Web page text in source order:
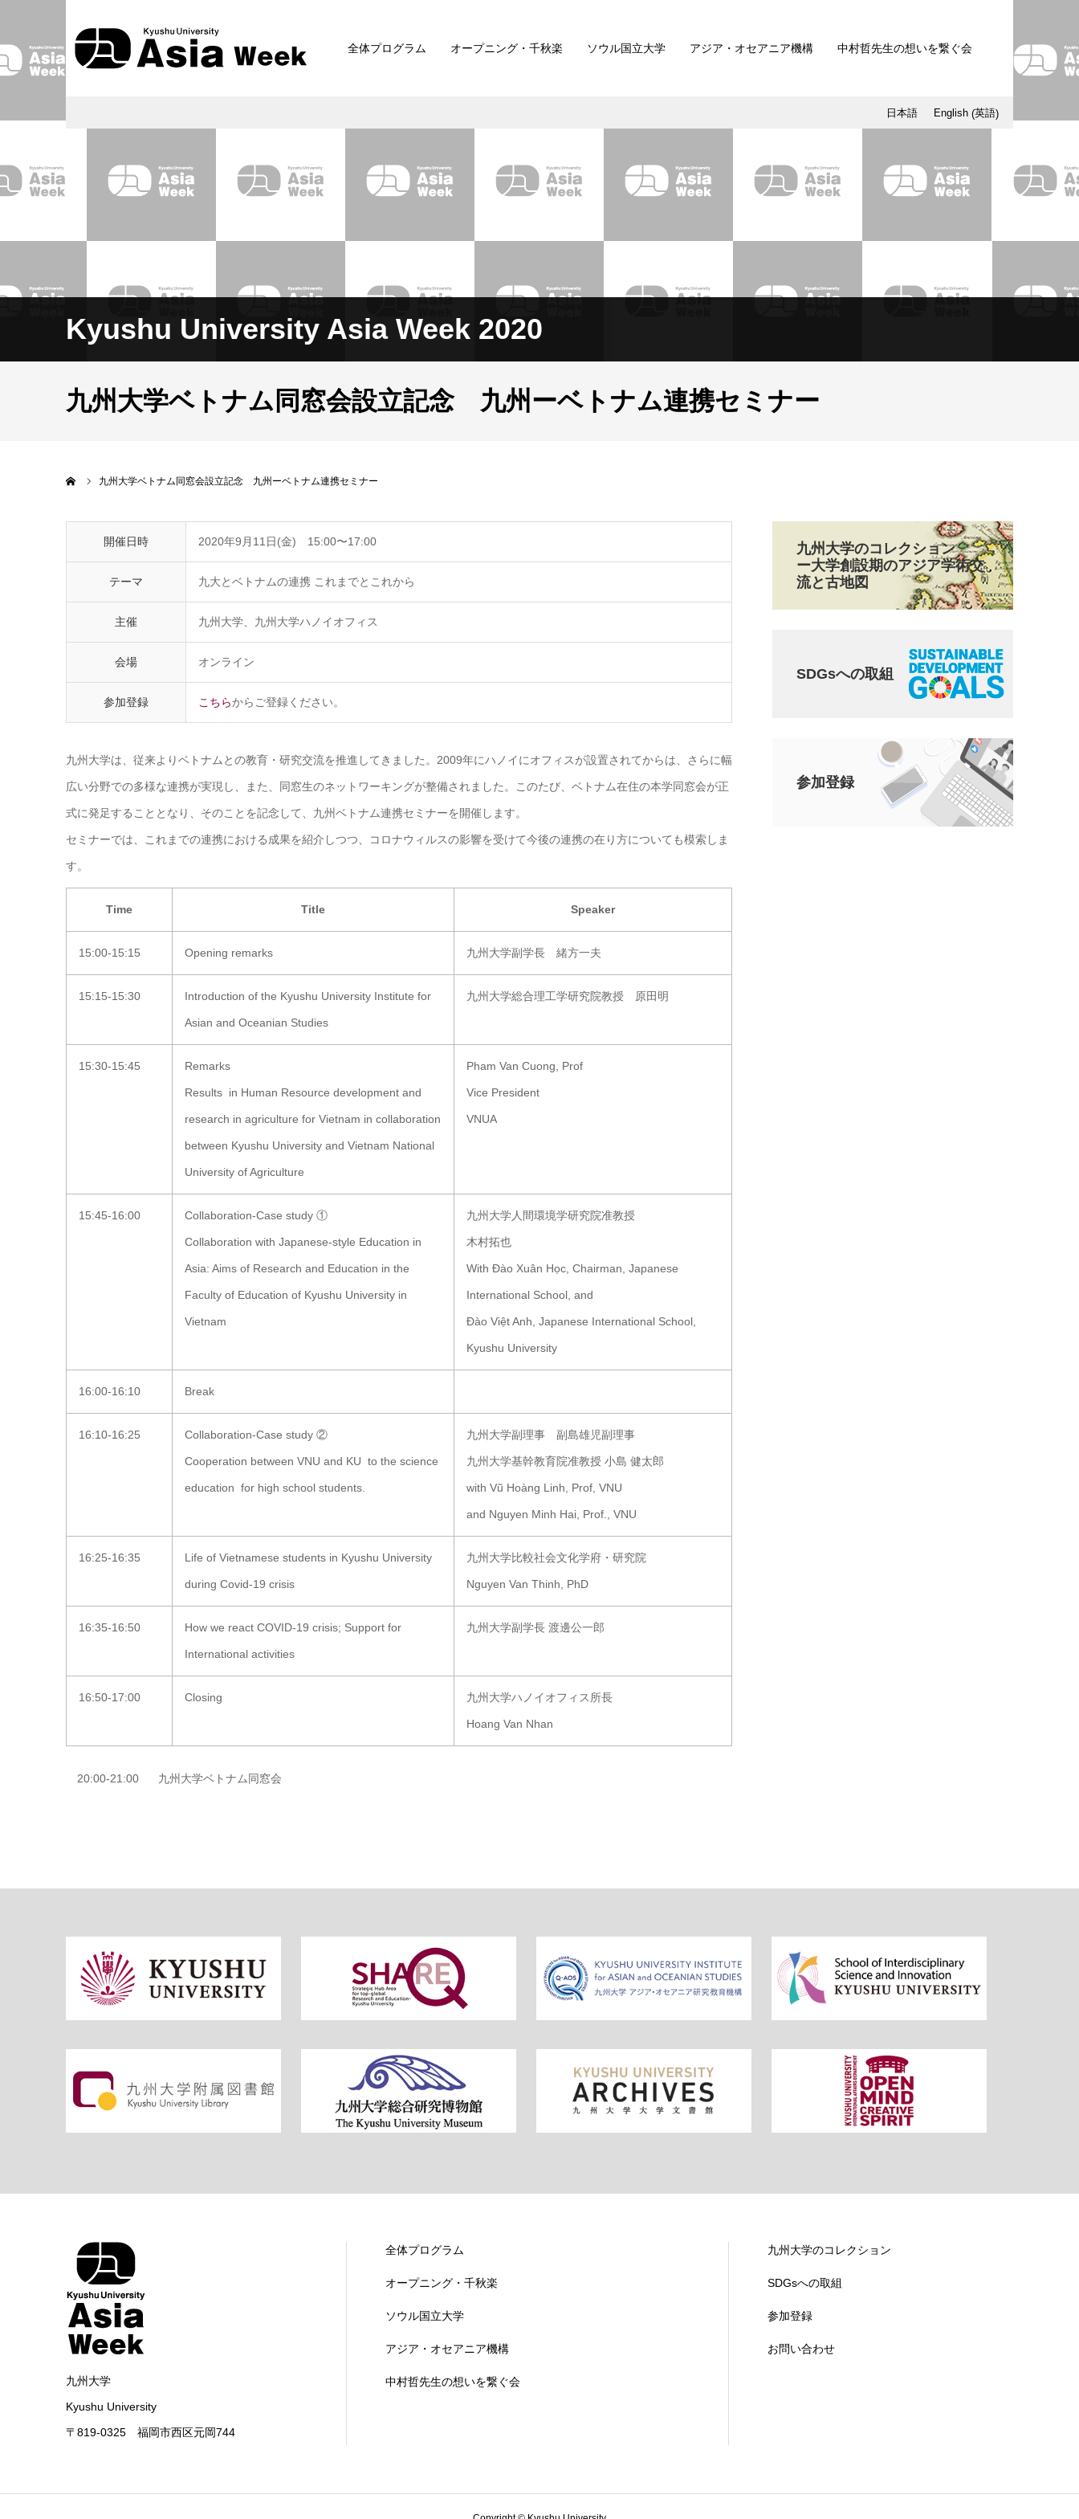
全体プログラム オープニング・千秋楽 ソウル国立大学 アジア・オセアニア機構 中村哲先生の想いを繋ぐ会
日本語 English (英語)
Kyushu University Asia Week 2020
九州大学ベトナム同窓会設立記念 九州ーベトナム連携セミナー
九州大学ベトナム同窓会設立記念 九州ーベトナム連携セミナー
開催日時 2020年9月11日(金) 15:00〜17:00
テーマ 九大とベトナムの連携 これまでとこれから
主催 九州大学、九州大学ハノイオフィス
会場 オンライン
参加登録 こちらからご登録ください。
九州大学は、従来よりベトナムとの教育・研究交流を推進してきました。2009年にハノイにオフィスが設置されてからは、さらに幅
広い分野での多様な連携が実現し、また、同窓生のネットワーキングが整備されました。このたび、ベトナム在住の本学同窓会が正
式に発足することとなり、そのことを記念して、九州ベトナム連携セミナーを開催します。
セミナーでは、これまでの連携における成果を紹介しつつ、コロナウィルスの影響を受けて今後の連携の在り方についても模索しま
す。
Time Title Speaker
15:00-15:15 Opening remarks 九州大学副学長 緒方一夫
15:15-15:30 Introduction of the Kyushu University Institute for
Asian and Oceanian Studies
九州大学総合理工学研究院教授 原田明
15:30-15:45 Remarks
Results in Human Resource development and
research in agriculture for Vietnam in collaboration
between Kyushu University and Vietnam National
University of Agriculture
Pham Van Cuong, Prof
Vice President
VNUA
15:45-16:00 Collaboration-Case study ①
Collaboration with Japanese-style Education in
Asia: Aims of Research and Education in the
Faculty of Education of Kyushu University in
Vietnam
九州大学人間環境学研究院准教授
木村拓也
With Đào Xuân Học, Chairman, Japanese
International School, and
Đào Việt Anh, Japanese International School,
Kyushu University
16:00-16:10 Break
16:10-16:25 Collaboration-Case study ②
Cooperation between VNU and KU to the science
education for high school students.
九州大学副理事 副島雄児副理事
九州大学基幹教育院准教授 小島 健太郎
with Vũ Hoàng Linh, Prof, VNU
and Nguyen Minh Hai, Prof., VNU
16:25-16:35 Life of Vietnamese students in Kyushu University
during Covid-19 crisis
九州大学比較社会文化学府・研究院
Nguyen Van Thinh, PhD
16:35-16:50 How we react COVID-19 crisis; Support for
International activities
九州大学副学長 渡邊公一郎
16:50-17:00 Closing 九州大学ハノイオフィス所長
Hoang Van Nhan
20:00-21:00 九州大学ベトナム同窓会
九州大学のコレクション
ー大学創設期のアジア学術交
流と古地図
SDGsへの取組
参加登録
九州大学
Kyushu University
〒819-0325 福岡市西区元岡744
全体プログラム
オープニング・千秋楽
ソウル国立大学
アジア・オセアニア機構
中村哲先生の想いを繋ぐ会
九州大学のコレクション
SDGsへの取組
参加登録
お問い合わせ